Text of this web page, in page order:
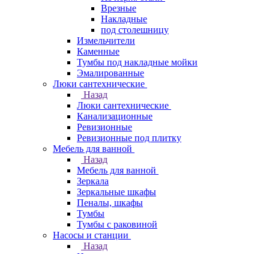
Врезные
Накладные
под столешницу
Измельчители
Каменные
Тумбы под накладные мойки
Эмалированные
Люки сантехнические
Назад
Люки сантехнические
Канализационные
Ревизионные
Ревизионные под плитку
Мебель для ванной
Назад
Мебель для ванной
Зеркала
Зеркальные шкафы
Пеналы, шкафы
Тумбы
Тумбы с раковиной
Насосы и станции
Назад